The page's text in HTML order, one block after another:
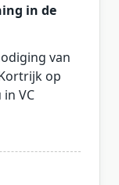
in de
van
op
VC